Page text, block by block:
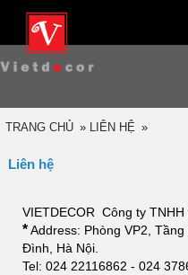
TRANG CHỦ » LIÊN HỆ »
Liên hệ
VIETDECOR Công ty
*Address: Phòng VP2,
Đình, Hà Nội.
Tel: 024 22116862 - 024